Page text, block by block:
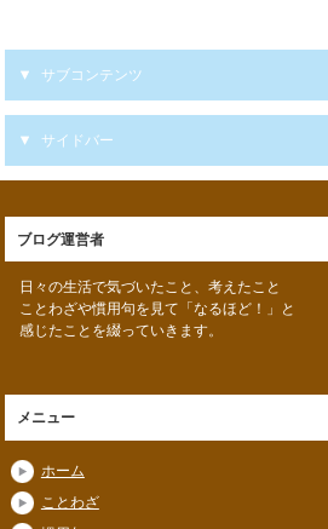
サブコンテンツ
サイドバー
ブログ運営者
日々の生活で気づいたこと、考えたこと
ことわざや慣用句を見て「なるほど！」と
感じたことを綴っていきます。
メニュー
ホーム
ことわざ